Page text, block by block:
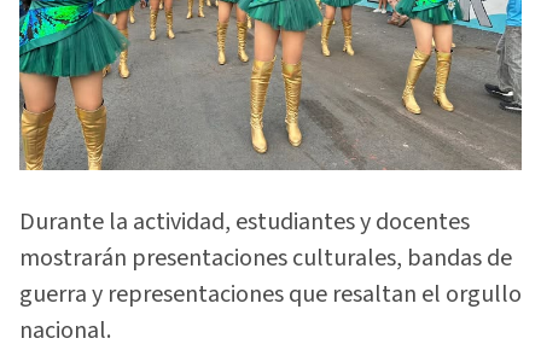
Durante la actividad, estudiantes y docentes
mostrarán presentaciones culturales, bandas de
guerra y representaciones que resaltan el orgullo
nacional.